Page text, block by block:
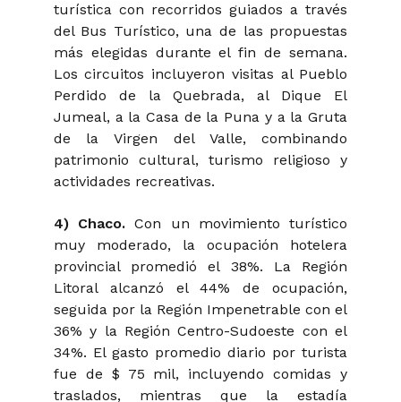
turística con recorridos guiados a través
del Bus Turístico, una de las propuestas
más elegidas durante el fin de semana.
Los circuitos incluyeron visitas al Pueblo
Perdido de la Quebrada, al Dique El
Jumeal, a la Casa de la Puna y a la Gruta
de la Virgen del Valle, combinando
patrimonio cultural, turismo religioso y
actividades recreativas.
4) Chaco. Con un movimiento turístico
muy moderado, la ocupación hotelera
provincial promedió el 38%. La Región
Litoral alcanzó el 44% de ocupación,
seguida por la Región Impenetrable con el
36% y la Región Centro-Sudoeste con el
34%. El gasto promedio diario por turista
fue de $ 75 mil, incluyendo comidas y
traslados, mientras que la estadía